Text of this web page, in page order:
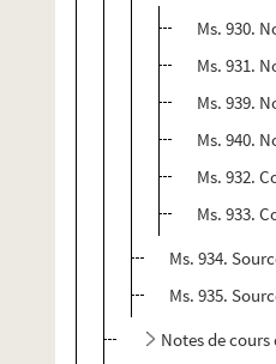
Ms. 930.
Ms. 931.
Ms. 939.
Ms. 940.
Ms. 932.
Ms. 933.
Ms. 934.
Ms. 935.
Notes de cours